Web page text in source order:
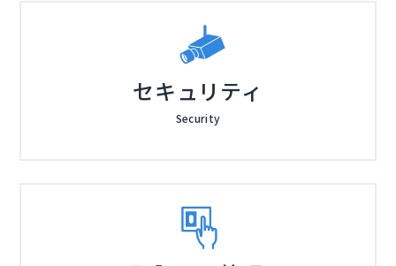
セキュリティ
Security